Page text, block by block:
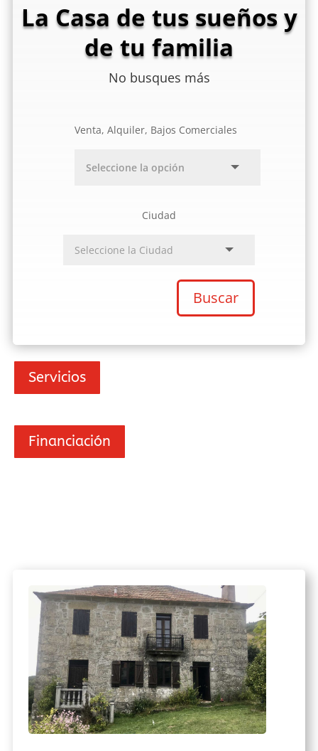
La Casa de tus sueños y
de tu familia
No busques más
Venta, Alquiler, Bajos Comerciales
Ciudad
Buscar
Servicios
Financiación